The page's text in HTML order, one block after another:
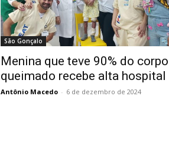
São Gonçalo
Menina que teve 90% do corpo
queimado recebe alta hospital
Antônio Macedo - 6 de dezembro de 2024